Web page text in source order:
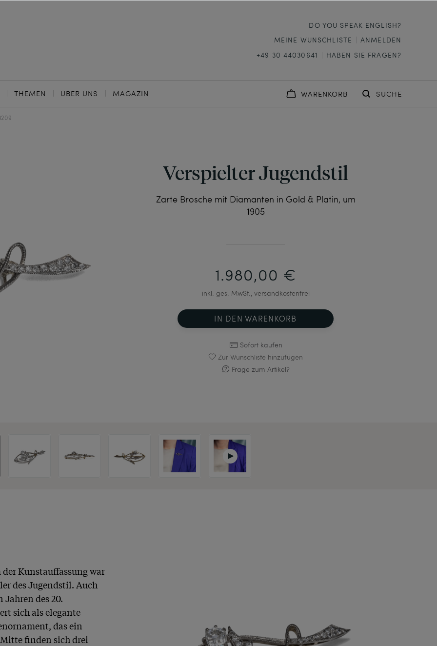
DO YOU SPEAK ENGLISH?
MEINE WUNSCHLISTE
ANMELDEN
+49 30 44030641
HABEN SIE FRAGEN?
THEMEN ÜBER UNS MAGAZIN WARENKORB SUCHE
Verspielter Jugendstil
Zarte Brosche mit Diamanten in Gold & Platin, um
1905
1.980,00 €
inkl. ges. MwSt., versandkostenfrei
IN DEN WARENKORB
Sofort kaufen
Zur Wunschliste hinzufügen
Frage zum Artikel?
Kunstauffassung war
des Jugendstil. Auch
des 20.
sich als elegante
das ein
finden sich drei